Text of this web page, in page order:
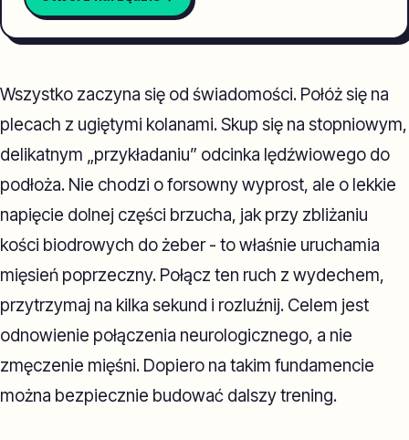
Wszystko zaczyna się od świadomości. Połóż się na
plecach z ugiętymi kolanami. Skup się na stopniowym,
delikatnym „przykładaniu” odcinka lędźwiowego do
podłoża. Nie chodzi o forsowny wyprost, ale o lekkie
napięcie dolnej części brzucha, jak przy zbliżaniu
kości biodrowych do żeber - to właśnie uruchamia
mięsień poprzeczny. Połącz ten ruch z wydechem,
przytrzymaj na kilka sekund i rozluźnij. Celem jest
odnowienie połączenia neurologicznego, a nie
zmęczenie mięśni. Dopiero na takim fundamencie
można bezpiecznie budować dalszy trening.